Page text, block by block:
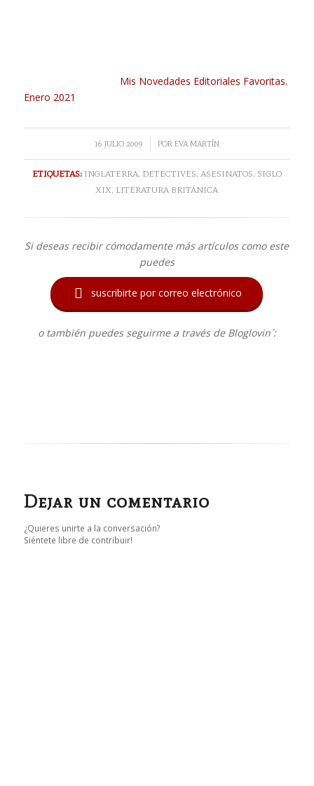
Mis Novedades Editoriales Favoritas.
Enero 2021
16 JULIO 2009
/ POREVA MARTÍN
ETIQUETAS: INGLATERRA, DETECTIVES, ASESINATOS, SIGLO
XIX, LITERATURA BRITÁNICA
Si deseas recibir cómodamente más artículos como este
puedes
 suscribirte por correo electrónico
o también puedes seguirme a través de Bloglovin´:
Dejar un comentario
¿Quieres unirte a la conversación?
Siéntete libre de contribuir!